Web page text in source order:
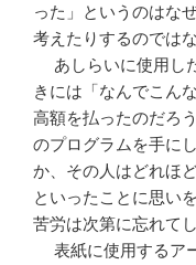
った」というのはな
考えたりするのでは
あしらいに使用し
きには「なんでこん
高額を払ったのだろ
のプログラムを手に
か、その人はどれほ
といったことに思い
苦労は次第に忘れてし
表紙に使用するア